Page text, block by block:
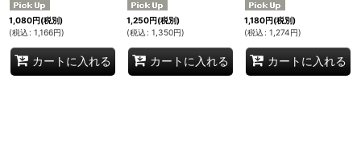
1,080円(税別)
(税込: 1,166円)
カートに入れる
1,250円(税別)
(税込: 1,350円)
カートに入れる
1,180円(税別)
(税込: 1,274円)
カートに入れる